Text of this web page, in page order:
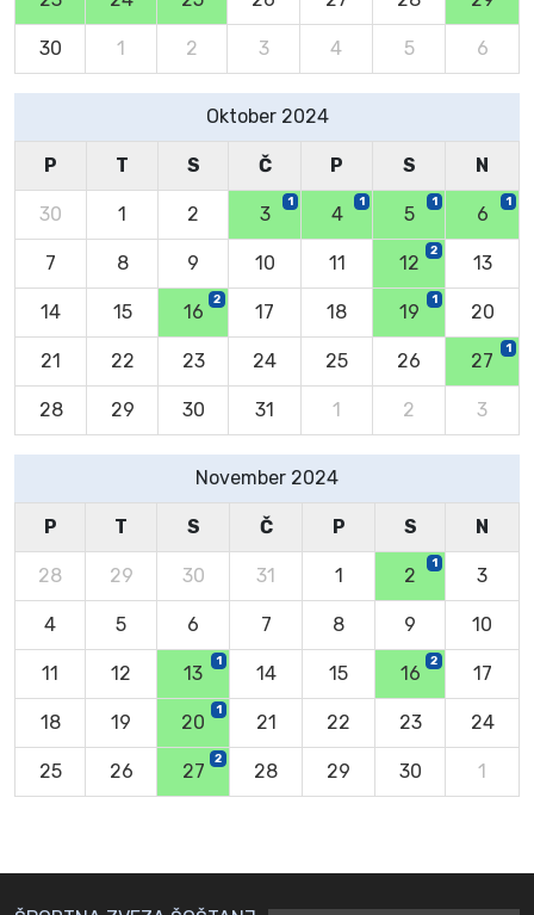
30 1 2 3 4 5 6
Oktober 2024
P T S Č P S N
30 1 2 3
1
4
1
5
1
6
1
7 8 9 10 11 12
2
13
14 15 16
2
17 18 19
1
20
21 22 23 24 25 26 27
1
28 29 30 31 1 2 3
November 2024
P T S Č P S N
28 29 30 31 1 2
1
3
4 5 6 7 8 9 10
11 12 13
1
14 15 16
2
17
18 19 20
1
21 22 23 24
25 26 27
2
28 29 30 1